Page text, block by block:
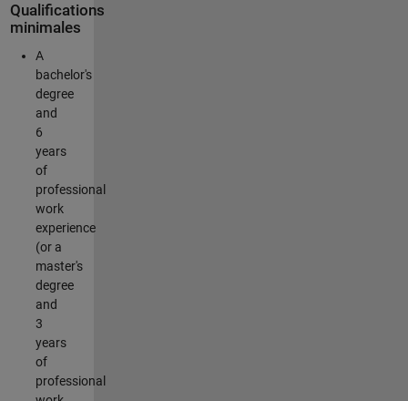
Qualifications
minimales
A
bachelor's
degree
and
6
years
of
professional
work
experience
(or a
master's
degree
and
3
years
of
professional